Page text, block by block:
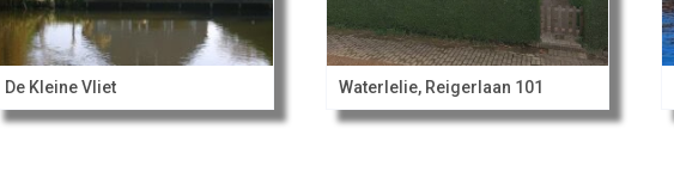
De Kleine Vliet Waterlelie, Reigerlaan 101